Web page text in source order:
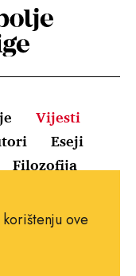
Vijesti
Eseji
Filozofija
kolačićima ove